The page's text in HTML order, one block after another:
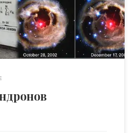
астрономических процессах. Мы
и поговорили о главном:
— Чем больше площадь круга,
которая […]